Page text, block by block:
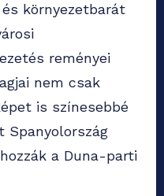
környezetbarát
reményei
nem csak
is színesebbé
Spanyolország
a Duna-parti